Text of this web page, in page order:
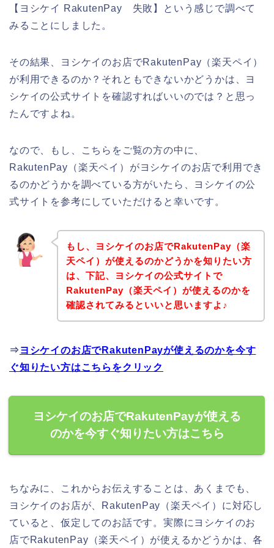
【ヨシケイ RakutenPay 失敗】という感じで調べて
みることにしました。
その結果、ヨシケイのお店でRakutenPay（楽天ペイ）
が利用できるのか？それともできないかどうかは、ヨ
シケイの公式サイトを確認すればいいのでは？と思っ
たんですよね。
なので、もし、こちらをご覧の方の中に、
RakutenPay（楽天ペイ）がヨシケイのお店で利用でき
るのかどうかを調べている方がいたら、ヨシケイの公
式サイトを参考にしていただけると幸いです。
もし、ヨシケイのお店でRakutenPay（楽
天ペイ）が使えるのかどうかを知りたい方
は、下記、ヨシケイの公式サイトで
RakutenPay（楽天ペイ）が使えるのかを
確認されてみるといいと思いますよ♪
⇒ ヨシケイのお店でRakutenPayが使えるのかを今す
ぐ知りたい方はこちらをクリック
ヨシケイのお店でRakutenPayが使える
のかを今すぐ知りたい方はこちら
ちなみに、これからお伝えすることは、あくまでも、
ヨシケイのお店が、RakutenPay（楽天ペイ）に対応し
ていると、仮定してのお話です。実際にヨシケイのお
店でRakutenPay（楽天ペイ）が使えるかどうかは、各